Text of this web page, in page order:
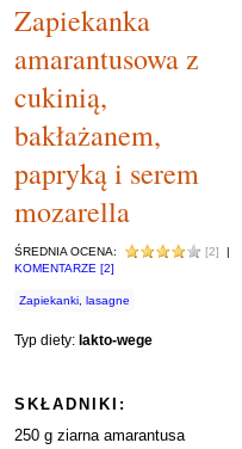
Zapiekanka
amarantusowa z
cukinią,
bakłażanem,
papryką i serem
mozarella
ŚREDNIA OCENA: [2]
|
KOMENTARZE [2]
Zapiekanki, lasagne
Typ diety: lakto-wege
SKŁADNIKI:
250 g ziarna amarantusa